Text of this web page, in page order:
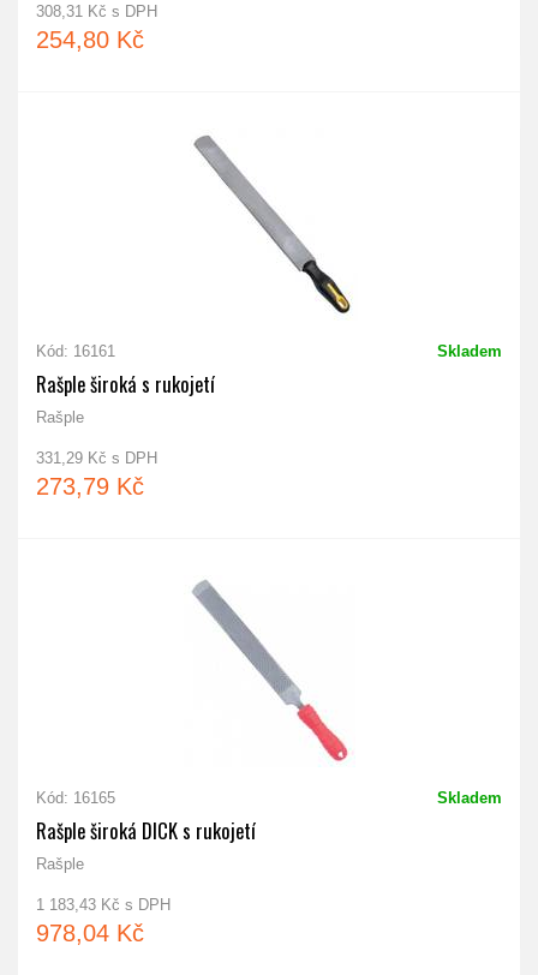
308,31 Kč s DPH
254,80 Kč
Kód: 16161 Skladem
Rašple široká s rukojetí
Rašple
331,29 Kč s DPH
273,79 Kč
Kód: 16165 Skladem
Rašple široká DICK s rukojetí
Rašple
1 183,43 Kč s DPH
978,04 Kč